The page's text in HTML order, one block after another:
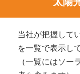
当社が把握して
を一覧で表示し
（一覧にはソー